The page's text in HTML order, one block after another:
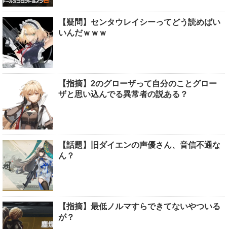
【疑問】センタウレイシーってどう読めばい
いんだｗｗｗ
【指摘】2のグローザって自分のことグロー
ザと思い込んでる異常者の説ある？
【話題】旧ダイエンの声優さん、音信不通な
ん？
【指摘】最低ノルマすらできてないやついる
が？